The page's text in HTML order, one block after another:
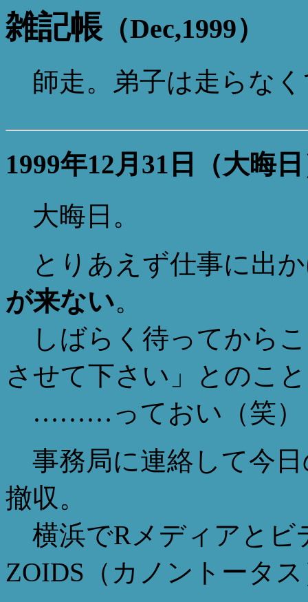
雑記帳 （Dec,1999）
師走。弟子は走らな
1999年12月31日（大晦
大晦日。
とりあえず仕事に出
が来ない。
しばらく待ってから
させて下さい」とのこ
………っておい（笑）
事務局に連絡して今
撤収。
横浜でRメディアとビ
ZOIDS（カノントータ